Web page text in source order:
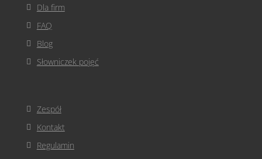
Dla firm
FAQ
Blog
Słowniczek pojęć
Zespół
Kontakt
Regulamin